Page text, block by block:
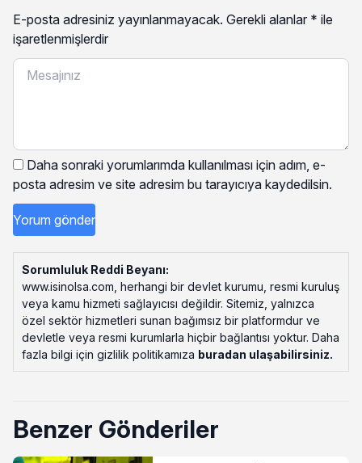
E-posta adresiniz yayınlanmayacak. Gerekli alanlar * ile
işaretlenmişlerdir
Daha sonraki yorumlarımda kullanılması için adım, e-
posta adresim ve site adresim bu tarayıcıya kaydedilsin.
Sorumluluk Reddi Beyanı:
www.isinolsa.com, herhangi bir devlet kurumu, resmi kuruluş
veya kamu hizmeti sağlayıcısı değildir. Sitemiz, yalnızca
özel sektör hizmetleri sunan bağımsız bir platformdur ve
devletle veya resmi kurumlarla hiçbir bağlantısı yoktur. Daha
fazla bilgi için gizlilik politikamıza buradan ulaşabilirsiniz.
Benzer Gönderiler